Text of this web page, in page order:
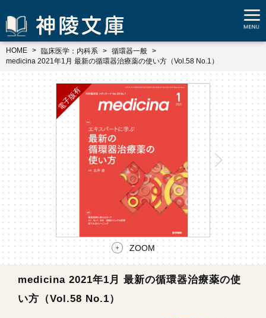
HOME 臨床医学：内科系
循環器一般
medicina 2021年1月 最新の循環器治療薬の使い方（Vol.58 No.1）
ZOOM
medicina 2021年1月 最新の循環器治療薬の使
い方（Vol.58 No.1）